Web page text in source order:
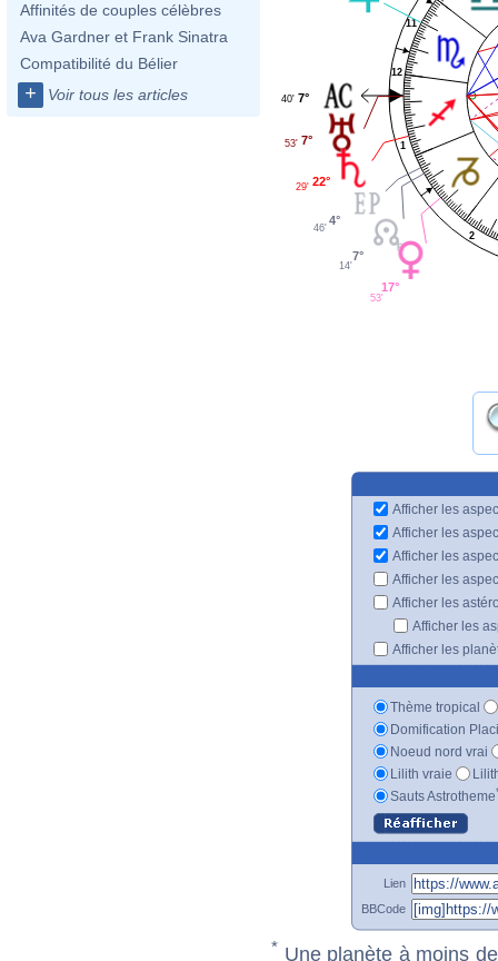
Affinités de couples célèbres
Ava Gardner et Frank Sinatra
Compatibilité du Bélier
+ Voir tous les articles
1
2
11
12
7°
40'
7°
53'
22°
29'
4°
46'
7°
14'
17°
53'
Afficher les
Afficher les
Afficher les
Afficher les
Afficher les
Afficher les
Afficher les
Thème tropical
Domification
Noeud nord vrai
Lilith vraie
Sauts Astrotheme
Lien
BBCode
* Une planète à moins